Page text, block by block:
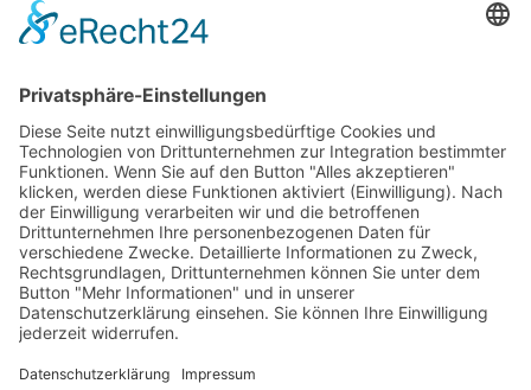
Personen
Nationale Kooperationen
L.E.V.
Nachlese
Soziales Engagement
Materialien und Links
Personen
Kontakt
ÖKOLOG/PILGRIM
Aktuelles
Materialien & Links
Landes-ARGE-Lehrer:innengesundheit